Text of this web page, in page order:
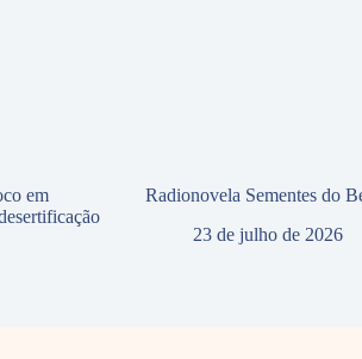
em
Radionovela Sementes do
23 de julho de 2026